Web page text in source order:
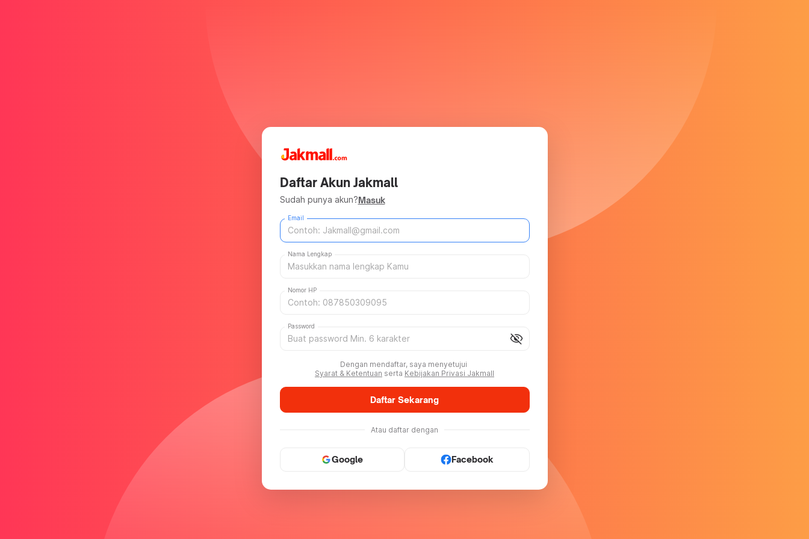
Daftar Akun Jakmall
Sudah punya akun?Masuk
Email
Nama Lengkap
Nomor HP
visibility_off
Password
Dengan mendaftar, saya menyetujui
Syarat & Ketentuan serta Kebijakan Privasi Jakmall
Daftar Sekarang
Atau daftar dengan
Google Facebook